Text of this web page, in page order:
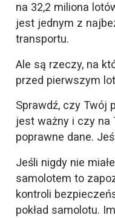
na 32,2 miliona
jest jednym z
transportu.
Ale są rzeczy, na
przed pierwszym
Sprawdź, czy Twój
jest ważny i czy na
poprawne dane.
Jeśli nigdy nie
samolotem to
kontroli
pokład samolotu.